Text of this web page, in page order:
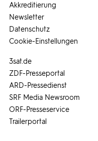
3sat.de
ZDF-Presseportal
ARD-Pressedienst
SRF Media Newsroom
ORF-Presseservice
Trailerportal
Akkreditierung
Newsletter
Datenschutz
Cookie-Einstellungen